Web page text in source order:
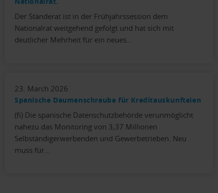
Der Ständerat ist in der Frühjahrssession dem
Nationalrat weitgehend gefolgt und hat sich mit
deutlicher Mehrheit für ein neues…
23. March 2026
Spanische Daumenschraube für Kreditauskunfteien
(fi) Die spanische Datenschutzbehörde verunmöglicht
nahezu das Monitoring von 3,37 Millionen
Selbständigerwerbenden und Gewerbetrieben. Neu
muss für…